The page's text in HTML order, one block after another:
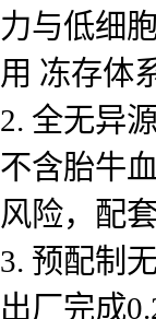
力与低细
用 冻存体
2. 全无异
不含胎牛
风险，配
3. 预配制
出厂完成